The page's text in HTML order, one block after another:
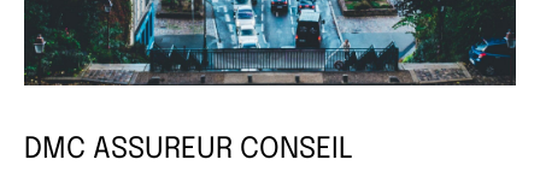
DMC ASSUREUR CONSEIL